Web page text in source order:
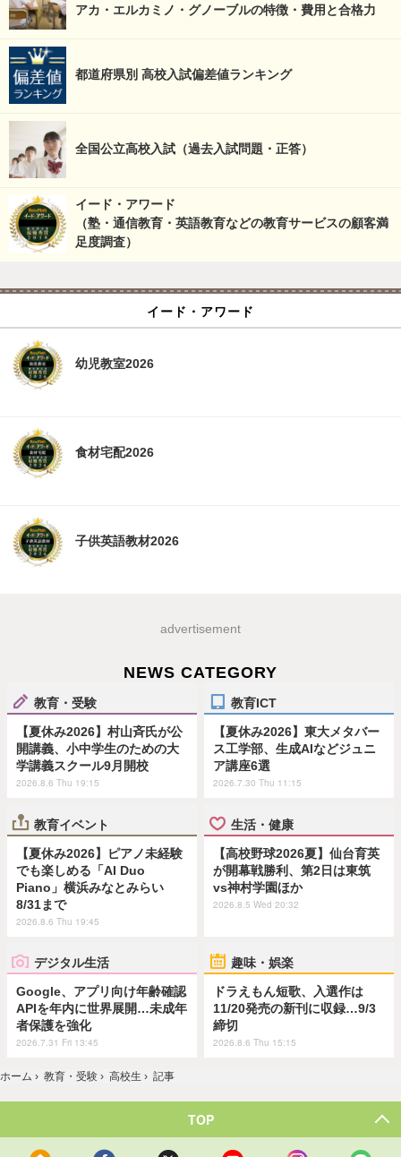
アカ・エルカミノ・グノーブルの特徴・費用と合格力
都道府県別 高校入試偏差値ランキング
全国公立高校入試（過去入試問題・正答）
イード・アワード
（塾・通信教育・英語教育などの教育サービスの顧客満
足度調査）
イード・アワード
幼児教室2026
食材宅配2026
子供英語教材2026
advertisement
NEWS CATEGORY
教育・受験
【夏休み2026】村山斉氏が公
開講義、小中学生のための大
学講義スクール9月開校
2026.8.6 Thu 19:15
教育ICT
【夏休み2026】東大メタバー
ス工学部、生成AIなどジュニ
ア講座6選
2026.7.30 Thu 11:15
教育イベント
【夏休み2026】ピアノ未経験
でも楽しめる「AI Duo
Piano」横浜みなとみらい
8/31まで
2026.8.6 Thu 19:45
生活・健康
【高校野球2026夏】仙台育英
が開幕戦勝利、第2日は東筑
vs神村学園ほか
2026.8.5 Wed 20:32
デジタル生活
Google、アプリ向け年齢確認
APIを年内に世界展開…未成年
者保護を強化
2026.7.31 Fri 13:45
趣味・娯楽
ドラえもん短歌、入選作は
11/20発売の新刊に収録…9/3
締切
2026.8.6 Thu 15:15
ホーム › 教育・受験 › 高校生 › 記事
TOP